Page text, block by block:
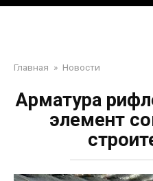
Главная » Новости
Арматура
элемент